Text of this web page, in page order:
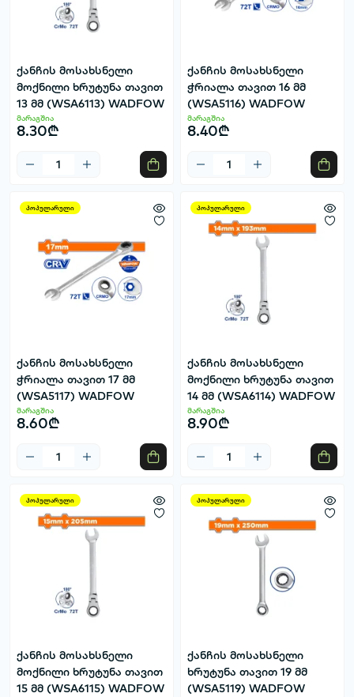
ქანჩის მოსახსნელი
მოქნილი ხრუტუნა თავით
13 მმ (WSA6113) WADFOW
მარაგშია
8.30₾
ქანჩის მოსახსნელი
ჭრიალა თავით 16 მმ
(WSA5116) WADFOW
მარაგშია
8.40₾
პოპულარული
ქანჩის მოსახსნელი
ჭრიალა თავით 17 მმ
(WSA5117) WADFOW
მარაგშია
8.60₾
პოპულარული
ქანჩის მოსახსნელი
მოქნილი ხრუტუნა თავით
14 მმ (WSA6114) WADFOW
მარაგშია
8.90₾
პოპულარული
ქანჩის მოსახსნელი
მოქნილი ხრუტუნა თავით
15 მმ (WSA6115) WADFOW
პოპულარული
ქანჩის მოსახსნელი
ხრუტუნა თავით 19 მმ
(WSA5119) WADFOW